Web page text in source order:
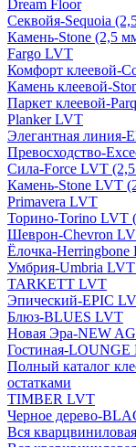
Dream Floor
Секвойя-Sequoia
Камень-Stone (2,5
Fargo LVT
Комфорт клеевой-
Камень клеевой-
Паркет клеевой-
Planker LVT
Элегантная линия-
Превосходство-
Сила-Force LVT
Камень-Stone LVT
Primavera LVT
Торино-Torino LVT
Шеврон-Chevron
Ёлочка-
Умбрия-Umbria
TARKETT LVT
Эпический-EPIC
Блюз-BLUES LVT
Новая Эра-NEW
Гостиная-
Полный каталог
остатками
TIMBER LVT
Черное дерево-
Вся